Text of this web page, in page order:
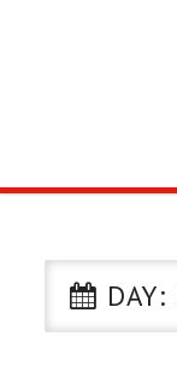
CIKK DAY: